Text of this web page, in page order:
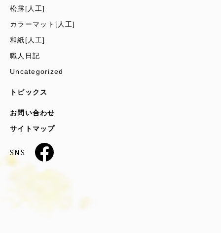
松露[人工]
カラーマット[人工]
和紙[人工]
職人日記
Uncategorized
トピックス
お問い合わせ
サイトマップ
SNS